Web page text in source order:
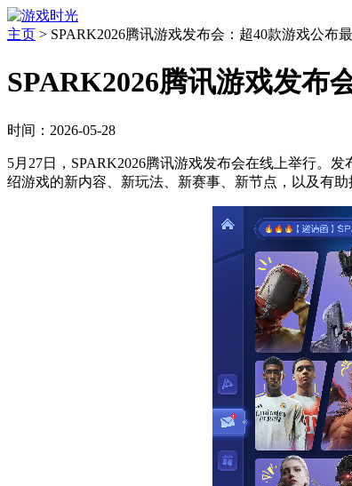
主页 > SPARK2026腾讯游戏发布会：超40款游戏公布
SPARK2026腾讯游戏发布
时间：2026-05-28
5月27日，SPARK2026腾讯游戏发布会在线上举行。
绍游戏的新内容、新玩法、新赛事、新节点，以及有